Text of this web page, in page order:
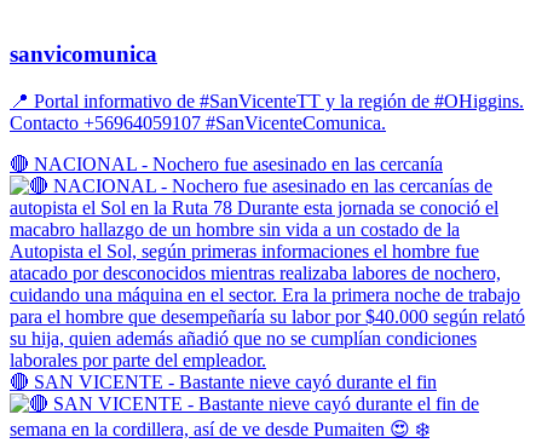
sanvicomunica
📍 Portal informativo de #SanVicenteTT y la región de #OHiggins.
Contacto +56964059107 #SanVicenteComunica.
🔴 NACIONAL - Nochero fue asesinado en las cercanía
🔴 SAN VICENTE - Bastante nieve cayó durante el fin